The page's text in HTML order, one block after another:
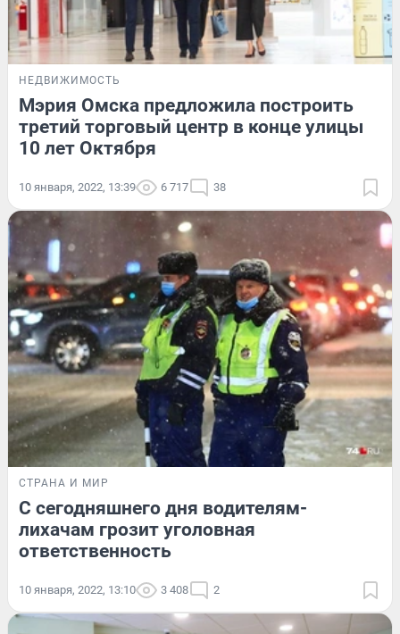
НЕДВИЖИМОСТЬ
Мэрия Омска предложила построить
третий торговый центр в конце улицы
10 лет Октября
10 января, 2022, 13:39 6 717 38
СТРАНА И МИР
С сегодняшнего дня водителям-
лихачам грозит уголовная
ответственность
10 января, 2022, 13:10 3 408 2